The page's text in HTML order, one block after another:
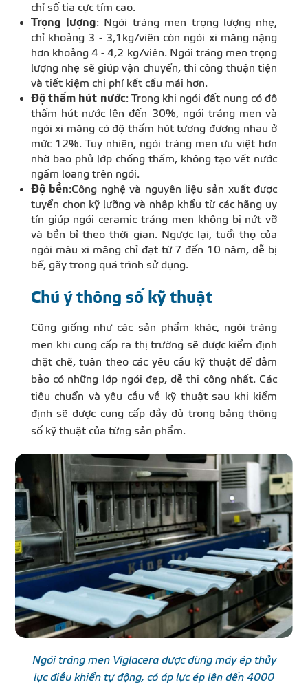
chỉ số tia cực tím cao.
Trọng lượng: Ngói tráng men trọng lượng nhẹ,
chỉ khoảng 3 - 3,1kg/viên còn ngói xi măng nặng
hơn khoảng 4 - 4,2 kg/viên. Ngói tráng men trọng
lượng nhẹ sẽ giúp vận chuyển, thi công thuận tiện
và tiết kiệm chi phí kết cấu mái hơn.
Độ thấm hút nước: Trong khi ngói đất nung có độ
thấm hút nước lên đến 30%, ngói tráng men và
ngói xi măng có độ thấm hút tương đương nhau ở
mức 12%. Tuy nhiên, ngói tráng men ưu việt hơn
nhờ bao phủ lớp chống thấm, không tạo vết nước
ngấm loang trên ngói.
Độ bền:Công nghệ và nguyên liệu sản xuất được
tuyển chọn kỹ lưỡng và nhập khẩu từ các hãng uy
tín giúp ngói ceramic tráng men không bị nứt vỡ
và bền bỉ theo thời gian. Ngược lại, tuổi thọ của
ngói màu xi măng chỉ đạt từ 7 đến 10 năm, dễ bị
bể, gãy trong quá trình sử dụng.
Chú ý thông số kỹ thuật
Cũng giống như các sản phẩm khác, ngói tráng
men khi cung cấp ra thị trường sẽ được kiểm định
chặt chẽ, tuân theo các yêu cầu kỹ thuật để đảm
bảo có những lớp ngói đẹp, dễ thi công nhất. Các
tiêu chuẩn và yêu cầu về kỹ thuật sau khi kiểm
định sẽ được cung cấp đầy đủ trong bảng thông
số kỹ thuật của từng sản phẩm.
Ngói tráng men Viglacera được dùng máy ép thủy
lực điều khiển tự động, có áp lực ép lên đến 4000